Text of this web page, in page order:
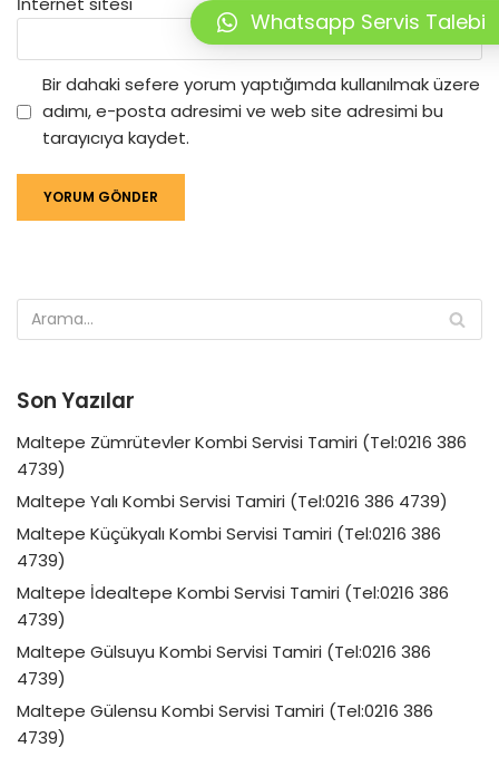
Bir dahaki sefere yorum yaptığımda kullanılmak üzere
adımı, e-posta adresimi ve web site adresimi bu
tarayıcıya kaydet.
Son Yazılar
Maltepe Zümrütevler Kombi Servisi Tamiri (Tel:0216 386
4739)
Maltepe Yalı Kombi Servisi Tamiri (Tel:0216 386 4739)
Maltepe Küçükyalı Kombi Servisi Tamiri (Tel:0216 386
4739)
Maltepe İdealtepe Kombi Servisi Tamiri (Tel:0216 386
4739)
Maltepe Gülsuyu Kombi Servisi Tamiri (Tel:0216 386
4739)
Maltepe Gülensu Kombi Servisi Tamiri (Tel:0216 386
4739)
Whatsapp Servis Talebi